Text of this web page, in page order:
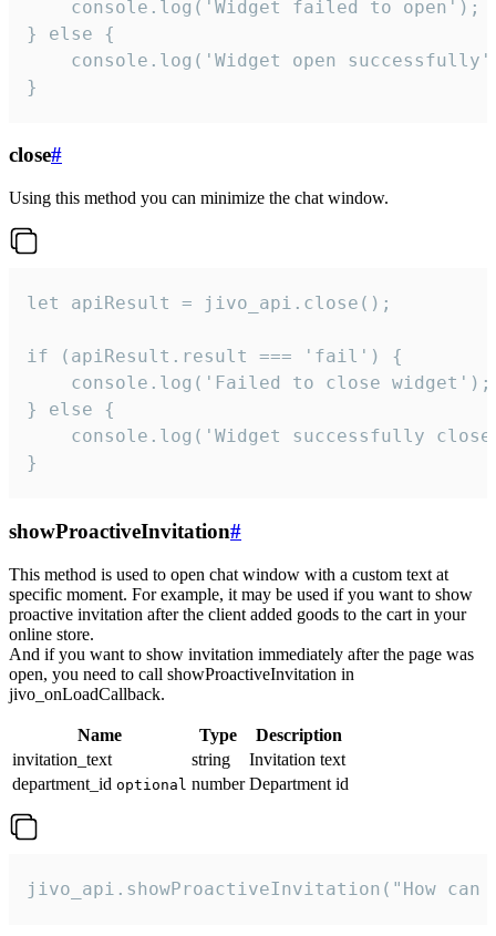
    console.log('Widget failed to open');
} else {
console.log('Widget open
}
close#
Using this method you can minimize the chat window.
let apiResult = jivo_api.close();
if (apiResult.result === 'fail') {
    console.log('Failed to close widget');
} else {
console.log('Widget successfully
}
showProactiveInvitation#
This method is used to open chat window with a custom text at
specific moment. For example, it may be used if you want to show
proactive invitation after the client added goods to the cart in your
online store.
And if you want to show invitation immediately after the page was
open, you need to call showProactiveInvitation in
jivo_onLoadCallback.
Name Type
Description
invitation_text
string
Invitation text
department_id optional number Department id
jivo_api.showProactiveInvitation("How